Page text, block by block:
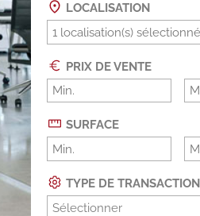
LOCALISATION
PRIX DE VENTE
SURFACE
TYPE DE TRANSACTION
Sélectionner